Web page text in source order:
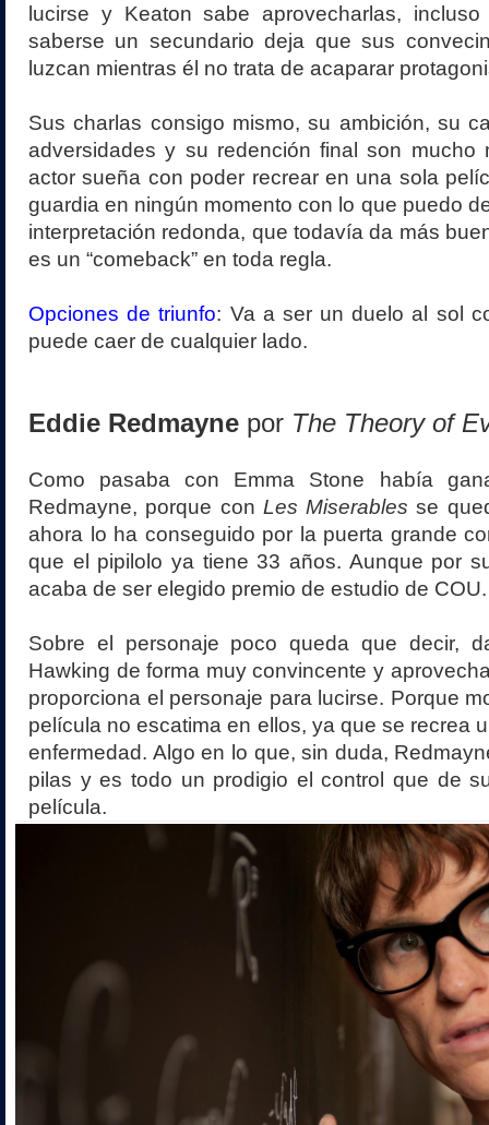
lucirse y Keaton sabe aprovecharlas,
saberse un secundario deja que sus
luzcan mientras él no trata de acaparar
Sus charlas consigo mismo, su ambición, su
adversidades y su redención final son
actor sueña con poder recrear en una sola
guardia en ningún momento con lo que puedo
interpretación redonda, que todavía da más
es un “comeback” en toda regla.
Opciones de triunfo: Va a ser un duelo al sol
puede caer de cualquier lado.
Eddie Redmayne por The Theory of
Como pasaba con Emma Stone había
Redmayne, porque con Les Miserables se
ahora lo ha conseguido por la puerta grande
que el pipilolo ya tiene 33 años. Aunque por
acaba de ser elegido premio de estudio de COU.
Sobre el personaje poco queda que decir,
Hawking de forma muy convincente y
proporciona el personaje para lucirse. Porque
película no escatima en ellos, ya que se recrea
enfermedad. Algo en lo que, sin duda,
pilas y es todo un prodigio el control que de
película.